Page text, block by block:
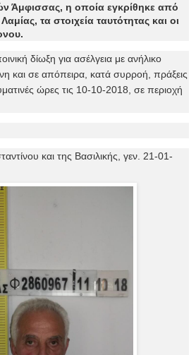
Άμφισσας, η οποία εγκρίθηκε από
τα στοιχεία ταυτότητας και οι
δίωξη για ασέλγεια με ανήλικο
και σε απόπειρα, κατά συρροή, πράξεις
ώρες τις 10-10-2018, σε περιοχή
και της Βασιλικής, γεν. 21-01-